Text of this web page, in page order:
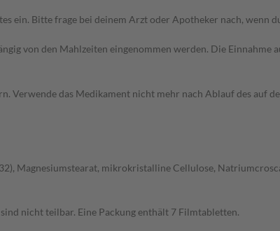
ein. Bitte frage bei deinem Arzt oder Apotheker nach, wenn
von den Mahlzeiten eingenommen werden. Die
Verwende das Medikament nicht mehr nach Ablauf des auf
Magnesiumstearat, mikrokristalline Cellulose,
nicht teilbar. Eine Packung enthält 7 Filmtabletten.